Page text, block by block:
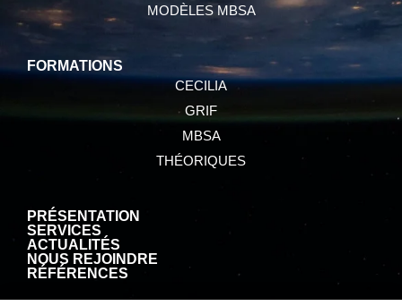
MODÈLES MBSA
FORMATIONS
CECILIA
GRIF
MBSA
THÉORIQUES
PRÉSENTATION
SERVICES
ACTUALITÉS
NOUS REJOINDRE
RÉFÉRENCES